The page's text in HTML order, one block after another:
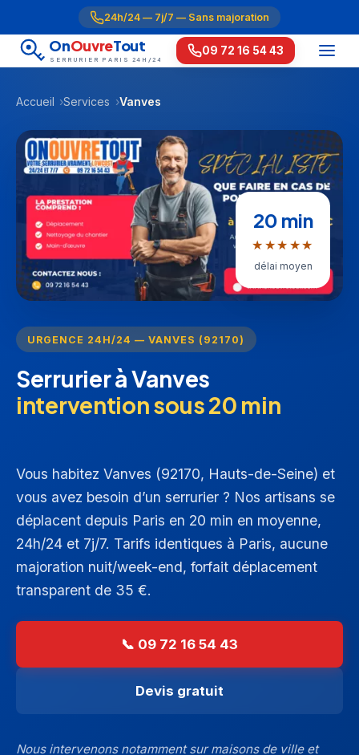
24h/24 — 7j/7 — Sans majoration
OnOuvreTout
SERRURIER PARIS 24H/24
09 72 16 54 43
Accueil Services Vanves
URGENCE 24H/24 — VANVES (92170)
Serrurier à Vanves
intervention sous 20 min
Vous habitez Vanves (92170, Hauts-de-Seine) et
vous avez besoin d’un serrurier ? Nos artisans se
déplacent depuis Paris en 20 min en moyenne,
24h/24 et 7j/7. Tarifs identiques à Paris, aucune
majoration nuit/week-end, forfait déplacement
transparent de 35 €.
📞 09 72 16 54 43
Devis gratuit
Nous intervenons notamment sur maisons de ville et
20 min
★★★★★
délai moyen